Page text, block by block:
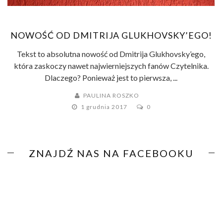
NOWOŚĆ OD DMITRIJA GLUKHOVSKY’EGO!
Tekst to absolutna nowość od Dmitrija Glukhovsky’ego,
która zaskoczy nawet najwierniejszych fanów Czytelnika.
Dlaczego? Ponieważ jest to pierwsza, ...
PAULINA ROSZKO
1 grudnia 2017
0
ZNAJDŹ NAS NA FACEBOOKU